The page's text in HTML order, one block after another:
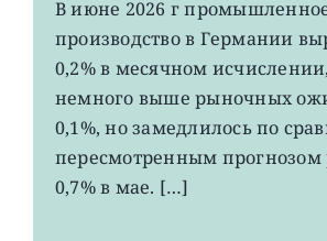
рост
до
0,2%
В июне 2026 г
производство в Германии
0,2% в месячном
немного выше рыночных
0,1%, но замедлилось по
пересмотренным прогнозом
0,7% в мае. […]